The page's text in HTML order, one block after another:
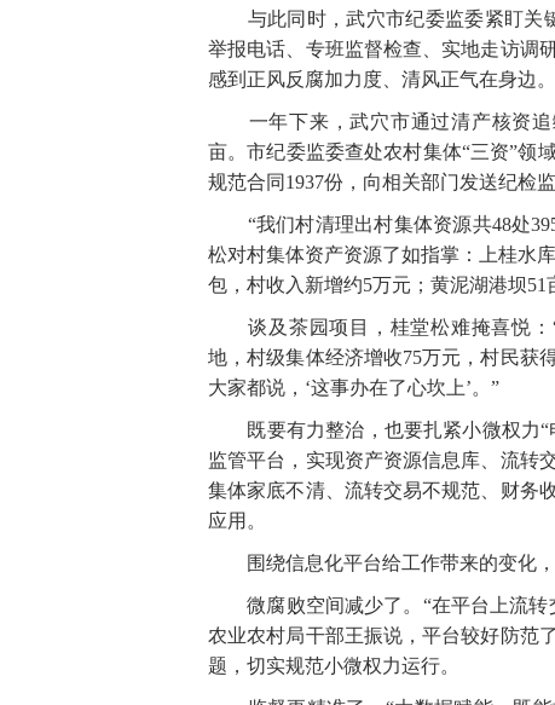
与此同时，武穴市纪委监委紧盯关
举报电话、专班监督检查、实地走访调
感到正风反腐加力度、清风正气在身边
一年下来，武穴市通过清产核资追
亩。市纪委监委查处农村集体“三资”领
规范合同1937份，向相关部门发送纪检
“我们村清理出村集体资源共48处
松对村集体资产资源了如指掌：上桂水
包，村收入新增约5万元；黄泥湖港坝
谈及茶园项目，桂堂松难掩喜悦：“
地，村级集体经济增收75万元，村民获
大家都说，‘这事办在了心坎上’。”
既要有力整治，也要扎紧小微权力“
监管平台，实现资产资源信息库、流转
集体家底不清、流转交易不规范、财务
应用。
围绕信息化平台给工作带来的变化
微腐败空间减少了。“在平台上流转
农业农村局干部王振说，平台较好防范
题，切实规范小微权力运行。